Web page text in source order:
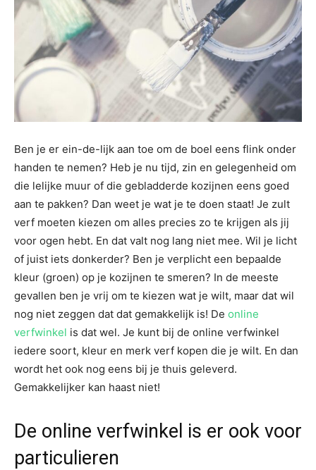
Ben je er ein-de-lijk aan toe om de boel eens flink onder
handen te nemen? Heb je nu tijd, zin en gelegenheid om
die lelijke muur of die gebladderde kozijnen eens goed
aan te pakken? Dan weet je wat je te doen staat! Je zult
verf moeten kiezen om alles precies zo te krijgen als jij
voor ogen hebt. En dat valt nog lang niet mee. Wil je licht
of juist iets donkerder? Ben je verplicht een bepaalde
kleur (groen) op je kozijnen te smeren? In de meeste
gevallen ben je vrij om te kiezen wat je wilt, maar dat wil
nog niet zeggen dat dat gemakkelijk is! De online
verfwinkel is dat wel. Je kunt bij de online verfwinkel
iedere soort, kleur en merk verf kopen die je wilt. En dan
wordt het ook nog eens bij je thuis geleverd.
Gemakkelijker kan haast niet!
De online verfwinkel is er ook voor
particulieren